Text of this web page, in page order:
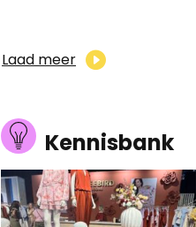
Laad meer
Kennisbank